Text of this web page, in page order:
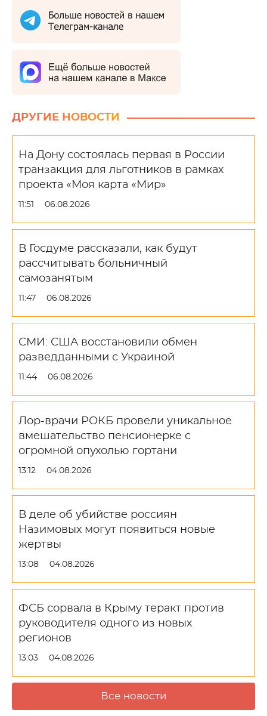
ДРУГИЕ НОВОСТИ
На Дону состоялась первая в России
транзакция для льготников в рамках
проекта «Моя карта «Мир»
11:51 06.08.2026
В Госдуме рассказали, как будут
рассчитывать больничный
самозанятым
11:47 06.08.2026
СМИ: США восстановили обмен
разведданными с Украиной
11:44 06.08.2026
Лор-врачи РОКБ провели уникальное
вмешательство пенсионерке с
огромной опухолью гортани
13:12 04.08.2026
В деле об убийстве россиян
Назимовых могут появиться новые
жертвы
13:08 04.08.2026
ФСБ сорвала в Крыму теракт против
руководителя одного из новых
регионов
13:03 04.08.2026
Все новости